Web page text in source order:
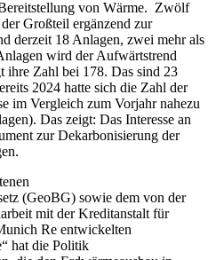
von Wärme. Zwölf
Großteil ergänzend zur
derzeit 18 Anlagen, zwei mehr als
wird der Aufwärtstrend
ihre Zahl bei 178. Das sind 23
2024 hatte sich die Zahl der
im Vergleich zum Vorjahr nahezu
Das zeigt: Das Interesse an
zur Dekarbonisierung der
(GeoBG) sowie dem von der
mit der Kreditanstalt für
Re entwickelten
hat die Politik